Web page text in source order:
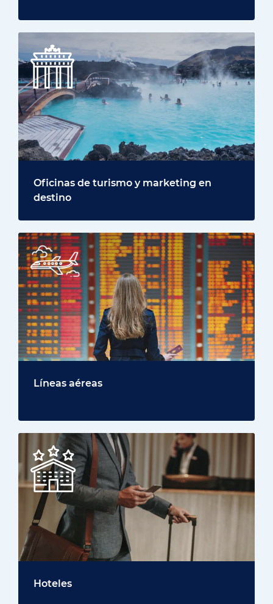
Oficinas de turismo y marketing en
destino
Líneas aéreas
Hoteles